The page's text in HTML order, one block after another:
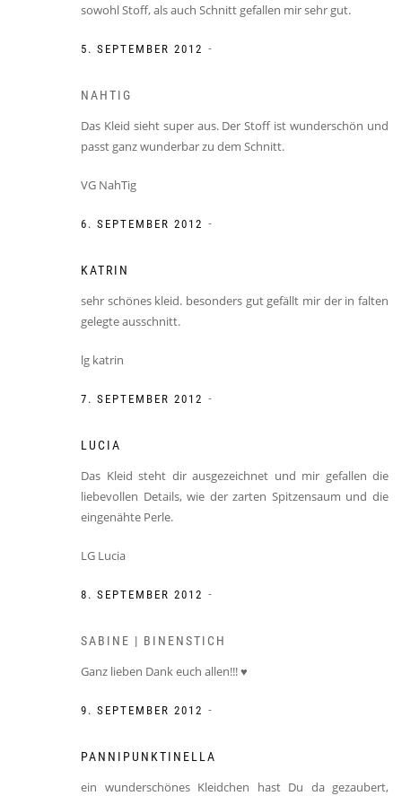
sowohl Stoff, als auch Schnitt gefallen mir sehr gut.
5. SEPTEMBER 2012 -
NAHTIG
Das Kleid sieht super aus. Der Stoff ist wunderschön und
passt ganz wunderbar zu dem Schnitt.
VG NahTig
6. SEPTEMBER 2012 -
KATRIN
sehr schönes kleid. besonders gut gefällt mir der in falten
gelegte ausschnitt.
lg katrin
7. SEPTEMBER 2012 -
LUCIA
Das Kleid steht dir ausgezeichnet und mir gefallen die
liebevollen Details, wie der zarten Spitzensaum und die
eingenähte Perle.
LG Lucia
8. SEPTEMBER 2012 -
SABINE | BINENSTICH
Ganz lieben Dank euch allen!!! ♥
9. SEPTEMBER 2012 -
PANNIPUNKTINELLA
ein wunderschönes Kleidchen hast Du da gezaubert,